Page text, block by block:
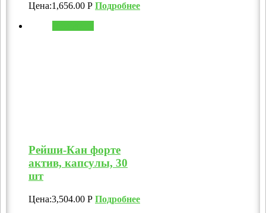
Цена:1,656.00 Р Подробнее
Рейши-Кан форте
актив, капсулы, 30
шт
Цена:3,504.00 Р Подробнее